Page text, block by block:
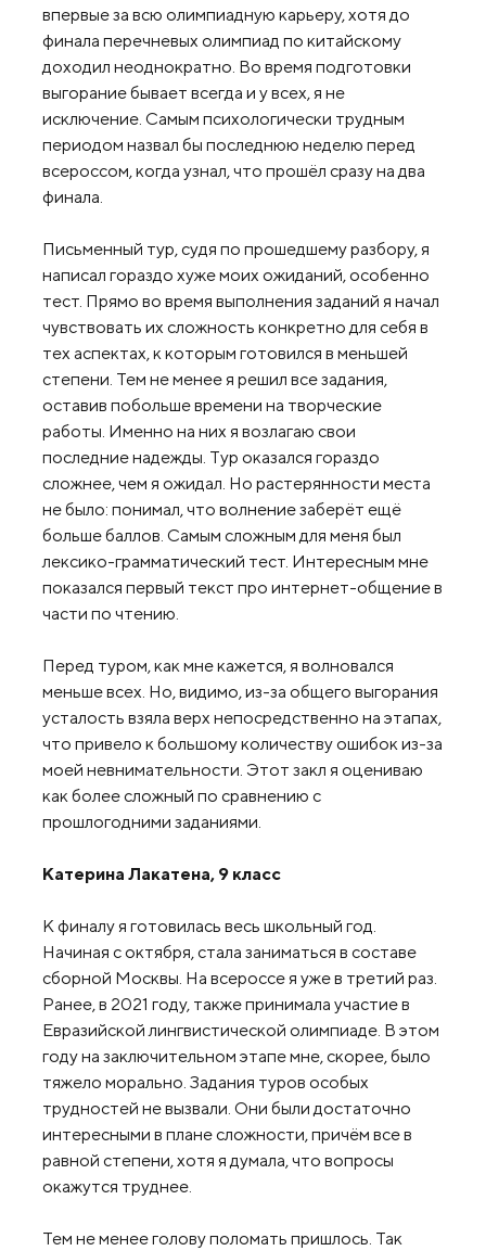
впервые за всю олимпиадную карьеру, хотя до
финала перечневых олимпиад по китайскому
доходил неоднократно. Во время подготовки
выгорание бывает всегда и у всех, я не
исключение. Самым психологически трудным
периодом назвал бы последнюю неделю перед
всероссом, когда узнал, что прошёл сразу на два
финала.
Письменный тур, судя по прошедшему разбору, я
написал гораздо хуже моих ожиданий, особенно
тест. Прямо во время выполнения заданий я начал
чувствовать их сложность конкретно для себя в
тех аспектах, к которым готовился в меньшей
степени. Тем не менее я решил все задания,
оставив побольше времени на творческие
работы. Именно на них я возлагаю свои
последние надежды. Тур оказался гораздо
сложнее, чем я ожидал. Но растерянности места
не было: понимал, что волнение заберёт ещё
больше баллов. Самым сложным для меня был
лексико-грамматический тест. Интересным мне
показался первый текст про интернет-общение в
части по чтению.
Перед туром, как мне кажется, я волновался
меньше всех. Но, видимо, из-за общего выгорания
усталость взяла верх непосредственно на этапах,
что привело к большому количеству ошибок из-за
моей невнимательности. Этот закл я оцениваю
как более сложный по сравнению с
прошлогодними заданиями.
Катерина Лакатена, 9 класс
К финалу я готовилась весь школьный год.
Начиная с октября, стала заниматься в составе
сборной Москвы. На всероссе я уже в третий раз.
Ранее, в 2021 году, также принимала участие в
Евразийской лингвистической олимпиаде. В этом
году на заключительном этапе мне, скорее, было
тяжело морально. Задания туров особых
трудностей не вызвали. Они были достаточно
интересными в плане сложности, причём все в
равной степени, хотя я думала, что вопросы
окажутся труднее.
Тем не менее голову поломать пришлось. Так